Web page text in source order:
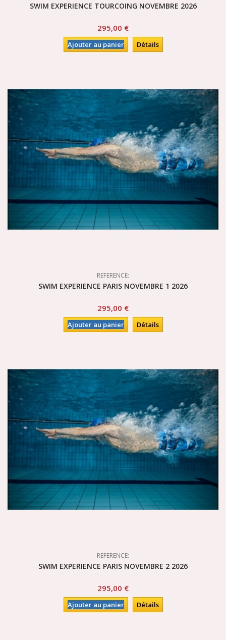
SWIM EXPERIENCE TOURCOING NOVEMBRE 2026
295,00 €
Ajouter au panier Détails
REFERENCE:
SWIM EXPERIENCE PARIS NOVEMBRE 1 2026
295,00 €
Ajouter au panier Détails
REFERENCE:
SWIM EXPERIENCE PARIS NOVEMBRE 2 2026
295,00 €
Ajouter au panier Détails